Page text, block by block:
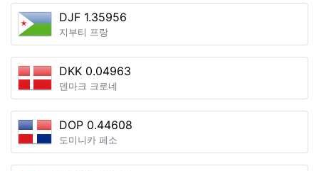
DJF 1.35956
지부티 프랑
DKK 0.04963
덴마크 크로네
DOP 0.44608
도미니카 페소